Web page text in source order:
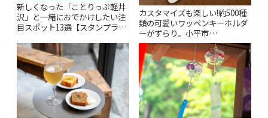
新しくなった「ことりっぷ軽井
沢」と一緒におでかけしたい注
目スポット13選【スタンプラリ
カスタマイズも楽しい!約500種
類の可愛いワッペンキーホルダ
ーがずらり。小平市
「Kimamaya T&K」 | ことりっ
ぷ